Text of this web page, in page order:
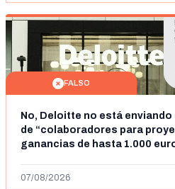
FALSO
No, Deloitte no está
de “colaboradores para
ganancias de hasta 1.000
07/08/2026